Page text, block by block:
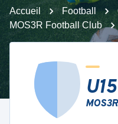
Accueil Football
MOS3R Football Club